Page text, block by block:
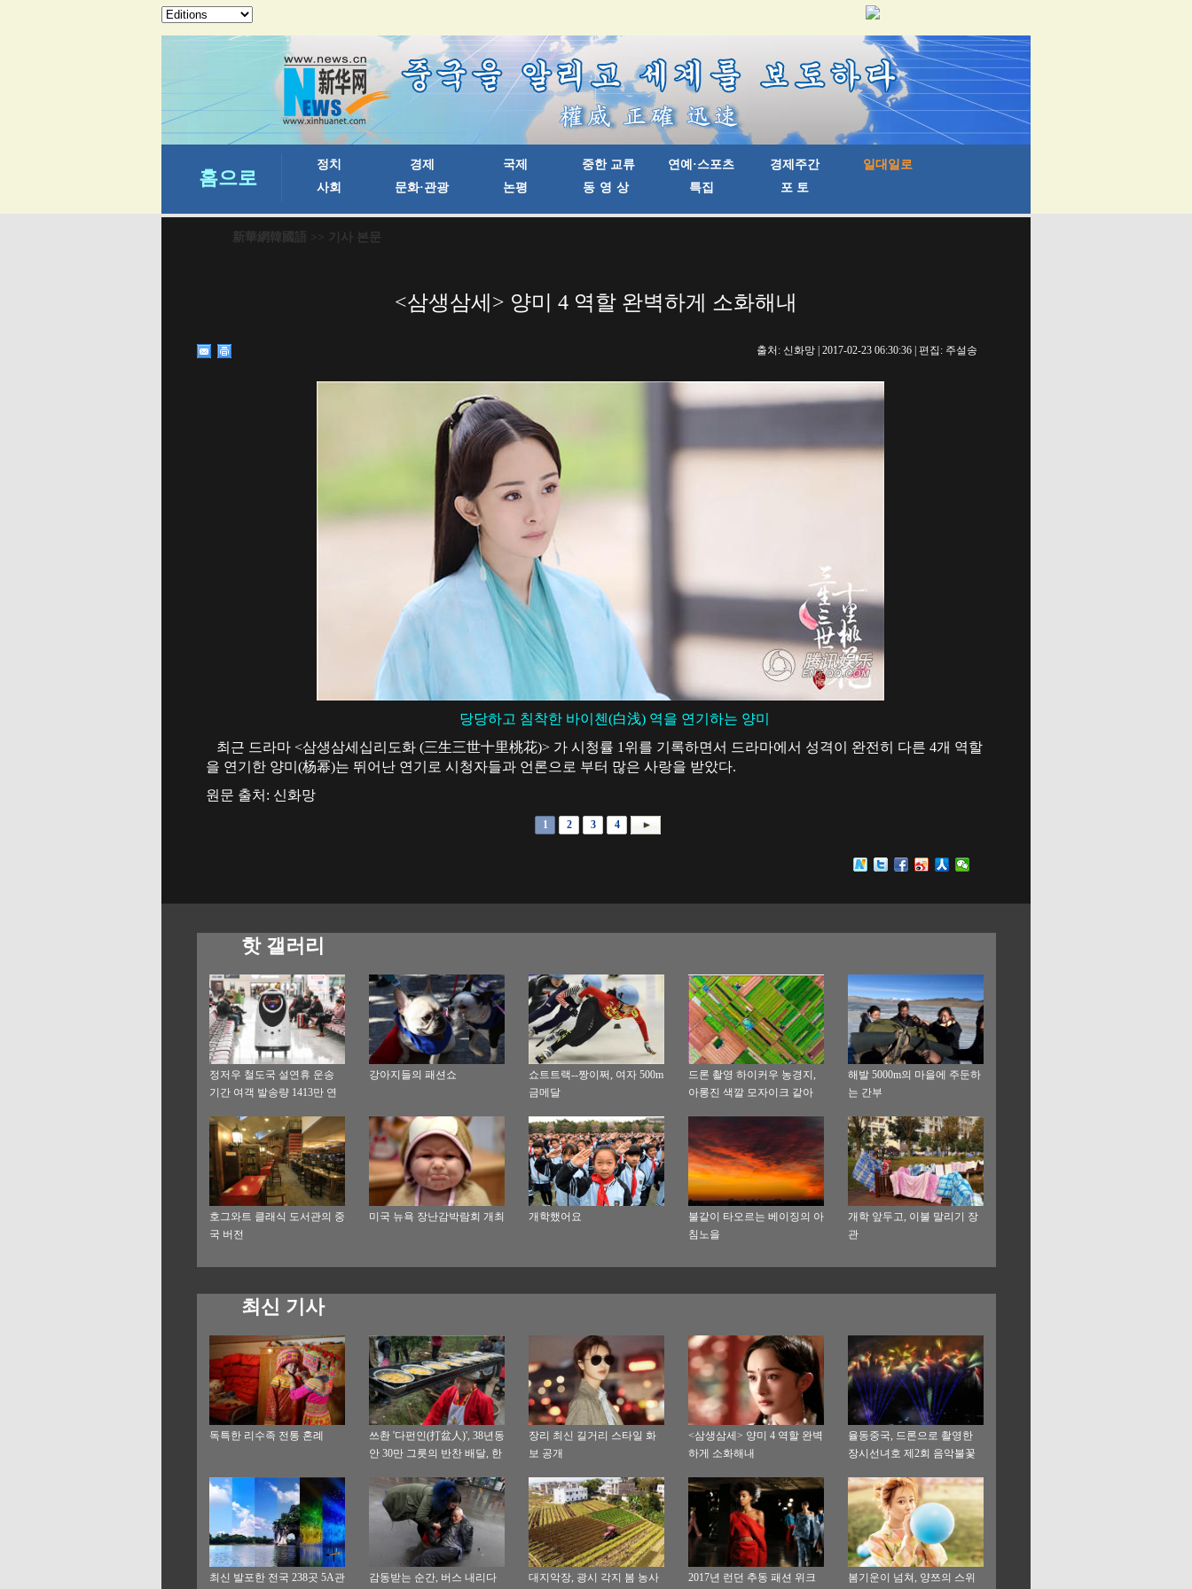
新華網韓國語 >> 기사 본문
<삼생삼세> 양미 4 역할 완벽하게 소화해내
출처: 신화망 | 2017-02-23 06:30:36 | 편집: 주설송
당당하고 침착한 바이첸(白浅) 역을 연기하는 양미
최근 드라마 <삼생삼세십리도화 (三生三世十里桃花)> 가 시청률 1위를 기록하면서 드라마에서 성격이 완전히 다른 4개 역할
을 연기한 양미(杨幂)는 뛰어난 연기로 시청자들과 언론으로 부터 많은 사랑을 받았다.
원문 출처: 신화망
1 2 3 4
핫 갤러리
정저우 철도국 설연휴 운송
기간 여객 발송량 1413만 연
강아지들의 패션쇼
쇼트트랙--짱이쩌, 여자 500m
금메달
드론 촬영 하이커우 농경지,
아롱진 색깔 모자이크 같아
해발 5000m의 마을에 주둔하
는 간부
호그와트 클래식 도서관의 중
국 버전
미국 뉴욕 장난감박람회 개최 개학했어요
불같이 타오르는 베이징의 아
침노을
개학 앞두고, 이불 말리기 장
관
최신 기사
독특한 리수족 전통 혼례
쓰촨 '다펀인(打盆人)', 38년동
안 30만 그릇의 반찬 배달, 한
장리 최신 길거리 스타일 화
보 공개
<삼생삼세> 양미 4 역할 완벽
하게 소화해내
율동중국, 드론으로 촬영한
장시선녀호 제2회 음악불꽃
최신 발포한 전국 238곳 5A관 감동받는 순간, 버스 내리다 대지악장, 광시 각지 봄 농사 2017년 런던 추동 패션 위크 봄기운이 넘쳐, 양쯔의 스위